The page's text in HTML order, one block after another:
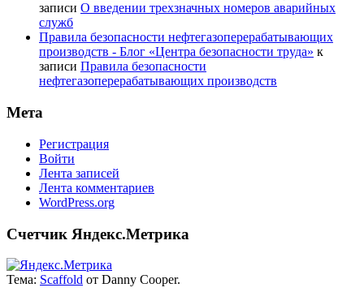
записи О введении трехзначных номеров аварийных
служб
Правила безопасности нефтегазоперерабатывающих
производств - Блог «Центра безопасности труда» к
записи Правила безопасности
нефтегазоперерабатывающих производств
Мета
Регистрация
Войти
Лента записей
Лента комментариев
WordPress.org
Счетчик Яндекс.Метрика
Тема: Scaffold от Danny Cooper.